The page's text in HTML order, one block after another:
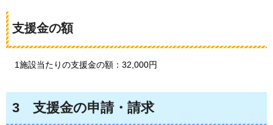
支援金の額
1施設当たりの支援金の額：32,000円
3 支援金の申請・請求